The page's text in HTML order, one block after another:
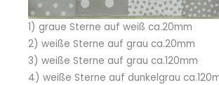
1) graue Sterne auf weiß ca.20mm
2) weiße Sterne auf grau ca.20mm
3) weiße Sterne auf grau ca.120mm
4) weiße Sterne auf dunkelgrau